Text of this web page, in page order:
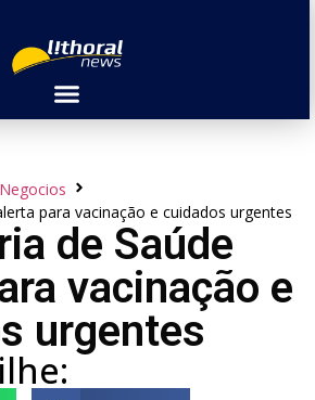
para vacinação e cuidados urgentes
de Saúde
vacinação e
urgentes